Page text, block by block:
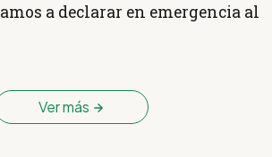
a declarar en emergencia al
Ver más